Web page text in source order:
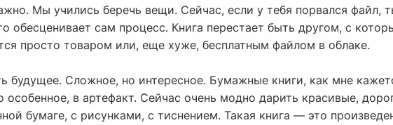
Мы учились беречь вещи. Сейчас, если у тебя порвался файл,
обесценивает сам процесс. Книга перестает быть другом, с
просто товаром или, еще хуже, бесплатным файлом в облаке.
будущее. Сложное, но интересное. Бумажные книги, как мне
особенное, в артефакт. Сейчас очень модно дарить красивые,
бумаге, с рисунками, с тиснением. Такая книга — это